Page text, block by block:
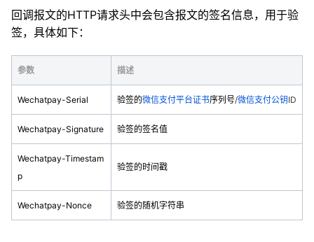
回调报文的HTTP请求头中会包含报文的签名信息，用于验
签，具体如下：
参数 描述
Wechatpay-Serial 验签的微信支付平台证书序列号/微信支付公钥 ID
Wechatpay-Signature 验签的签名值
Wechatpay-Timestam
p
验签的时间戳
Wechatpay-Nonce 验签的随机字符串